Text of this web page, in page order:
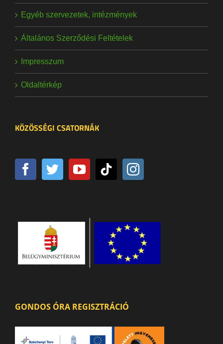
Egyéb szervezetek, intézmények
Általános Szerződési Feltételek
Impresszum
Oldaltérkép
KÖZÖSSÉGI CSATORNÁK
GONDOS ÓRA REGISZTRÁCIÓ